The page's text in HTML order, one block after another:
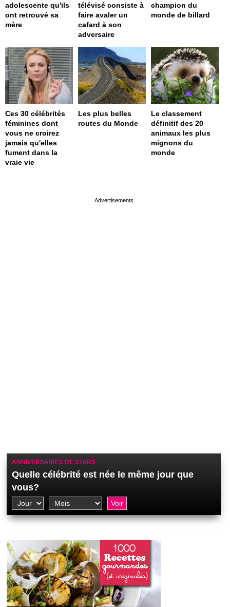
adolescente qu'ils
ont retrouvé sa
mère
télévisé consiste à
faire avaler un
cafard à son
adversaire
champion du
monde de billard
Ces 30 célébrités
féminines dont
vous ne croirez
jamais qu'elles
fument dans la
vraie vie
Les plus belles
routes du Monde
Le classement
définitif des 20
animaux les plus
mignons du
monde
ANNIVERSAIRES DE STARS
Quelle célébrité est née le même jour que
vous?